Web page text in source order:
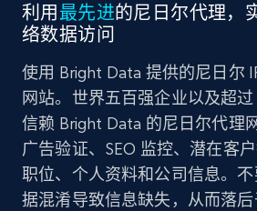
利用 最先进的尼日尔代理，
络数据访问
使用 Bright Data 提供的尼日尔
网站。世界五百强企业以及超
信赖 Bright Data 的尼日尔代理
广告验证、SEO 监控、潜在客
职位、个人资料和公司信息。
据混淆导致信息缺失，从而落